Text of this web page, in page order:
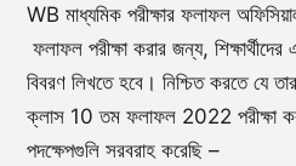
WB মাধ্যমিক পরীক্ষার ফলাফল
ফলাফল পরীক্ষা করার জন্য,
বিবরণ লিখতে হবে। নিশ্চিত করতে যে
ক্লাস 10 তম ফলাফল 2022 পরীক্ষা
পদক্ষেপগুলি সরবরাহ করেছি –